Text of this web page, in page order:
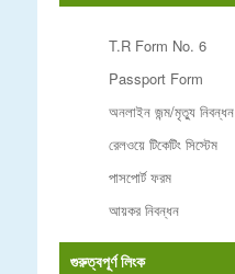
T.R Form No. 6
Passport Form
অনলাইন জন্ম/মৃত্যু নিবন্ধন
রেলওয়ে টিকেটিং সিস্টেম
পাসপোর্ট ফরম
আয়কর নিবন্ধন
গুরুত্বপূর্ণ লিংক